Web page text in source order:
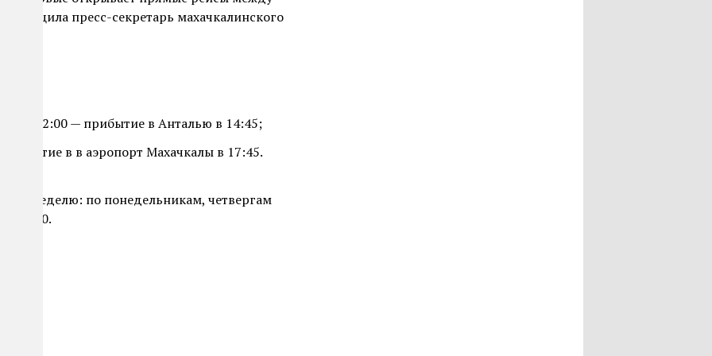
сообщила пресс-секретарь махачкалинского
в 12:00 — прибытие в Анталью в 14:45;
в в аэропорт Махачкалы в 17:45.
в неделю: по понедельникам, четвергам
800.